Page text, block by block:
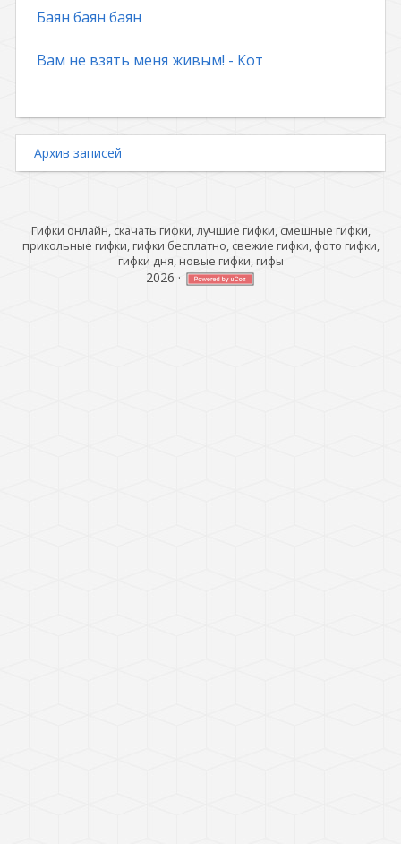
Баян баян баян
Вам не взять меня живым! - Кот
Архив записей
Гифки онлайн, скачать гифки, лучшие гифки, смешные гифки,
прикольные гифки, гифки бесплатно, свежие гифки, фото гифки,
гифки дня, новые гифки, гифы
2026 ·